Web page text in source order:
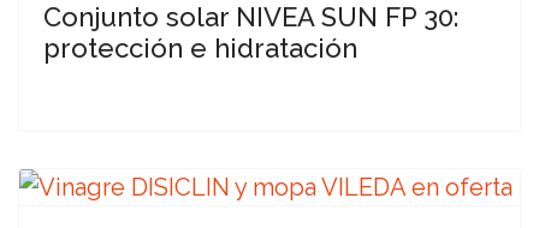
Conjunto solar NIVEA SUN FP 30:
protección e hidratación